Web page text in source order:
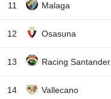
11 Malaga
12 Osasuna
13 Racing Santander
14 Vallecano